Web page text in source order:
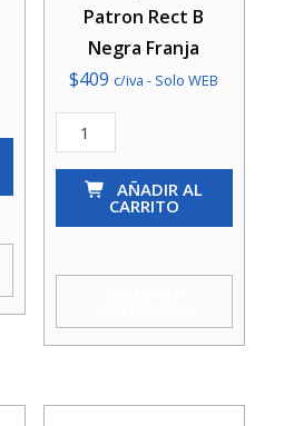
Patron Rect B
Negra Franja
$409 c/iva - Solo WEB
Microaspersor
Jet
Patron
Negra
cantidad
AÑADIR AL
CARRITO